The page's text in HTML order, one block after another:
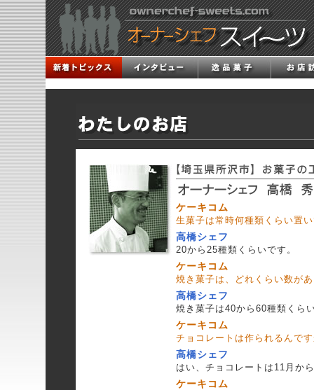
ケーキコム
生菓子は常時何種類くらい置
高橋シェフ
20から25種類くらいです。
ケーキコム
焼き菓子は、どれくらい数が
高橋シェフ
焼き菓子は40から60種類くら
ケーキコム
チョコレートは作られるんで
高橋シェフ
はい、チョコレートは11月か
ケーキコム